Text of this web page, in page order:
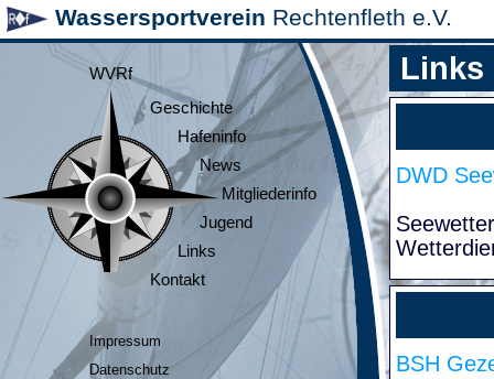
Wassersportverein Rechtenfleth e.V.
WVRf
Geschichte
Hafeninfo
News
Mitgliederinfo
Jugend
Links
Kontakt
Impressum
Datenschutz
Links
DWD
BSH